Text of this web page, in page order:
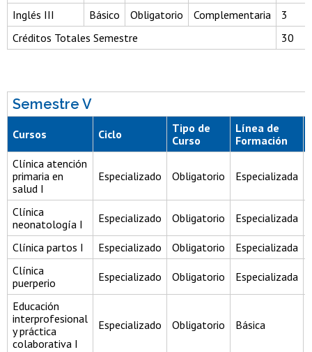
Inglés III Básico Obligatorio Complementaria
3
Créditos Totales Semestre
30
Semestre V
Cursos Ciclo
Tipo de
Curso
Línea de
Formación
Clínica atención
primaria en
salud I
Especializado Obligatorio Especializada
Clínica
neonatología I
Especializado Obligatorio Especializada
Clínica partos I Especializado Obligatorio Especializada
Clínica
puerperio
Especializado Obligatorio Especializada
Educación
interprofesional
y práctica
colaborativa I
Especializado Obligatorio Básica